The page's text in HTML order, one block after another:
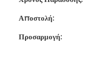
Αποστολή:
Προσαρμογή: